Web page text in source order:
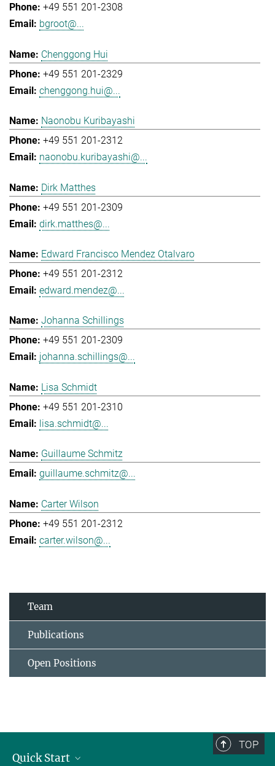
+49 551 201-2308
bgroot@...
Chenggong Hui
+49 551 201-2329
chenggong.hui@...
Naonobu Kuribayashi
+49 551 201-2312
naonobu.kuribayashi@...
Dirk Matthes
+49 551 201-2309
dirk.matthes@...
Edward Francisco Mendez Otalvaro
+49 551 201-2312
edward.mendez@...
Johanna Schillings
+49 551 201-2309
johanna.schillings@...
Lisa Schmidt
+49 551 201-2310
lisa.schmidt@...
Guillaume Schmitz
guillaume.schmitz@...
Carter Wilson
+49 551 201-2312
carter.wilson@...
Team
Publications
Open Positions
TOP
Quick Start